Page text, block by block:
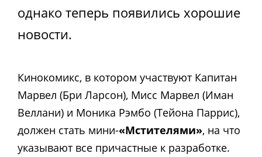
однако теперь появились хорошие
новости.
Кинокомикс, в котором участвуют Капитан
Марвел (Бри Ларсон), Мисс Марвел (Иман
Веллани) и Моника Рэмбо (Тейона Паррис),
должен стать мини-«Мстителями», на что
указывают все причастные к разработке.